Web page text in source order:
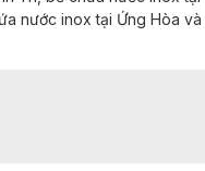
nước inox tại Ứng Hòa và